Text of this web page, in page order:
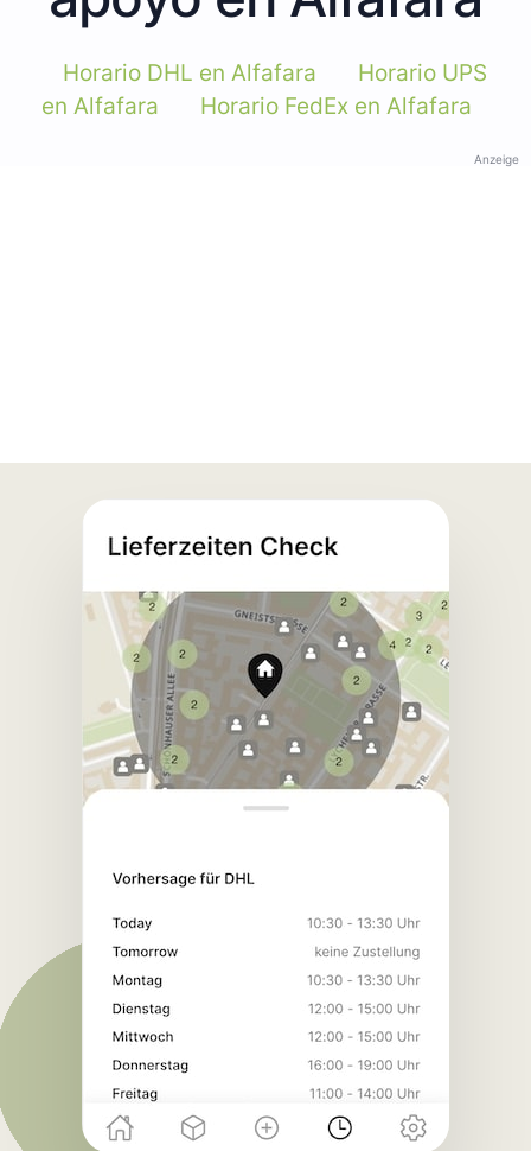
Horario DHL en Alfafara
Horario UPS
en Alfafara
Horario FedEx en Alfafara
Anzeige